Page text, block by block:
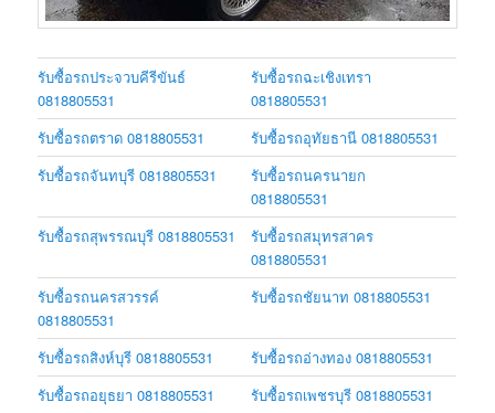
รับซื้อรถประจวบคีรีขันธ์
0818805531
รับซื้อรถฉะเชิงเทรา
0818805531
รับซื้อรถตราด 0818805531
รับซื้อรถอุทัยธานี 0818805531
รับซื้อรถจันทบุรี 0818805531
รับซื้อรถนครนายก
0818805531
รับซื้อรถสุพรรณบุรี 0818805531
รับซื้อรถสมุทรสาคร
0818805531
รับซื้อรถนครสวรรค์
0818805531
รับซื้อรถชัยนาท 0818805531
รับซื้อรถสิงห์บุรี 0818805531
รับซื้อรถอ่างทอง 0818805531
รับซื้อรถอยุธยา 0818805531
รับซื้อรถเพชรบุรี 0818805531